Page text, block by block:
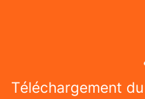
Téléchargement